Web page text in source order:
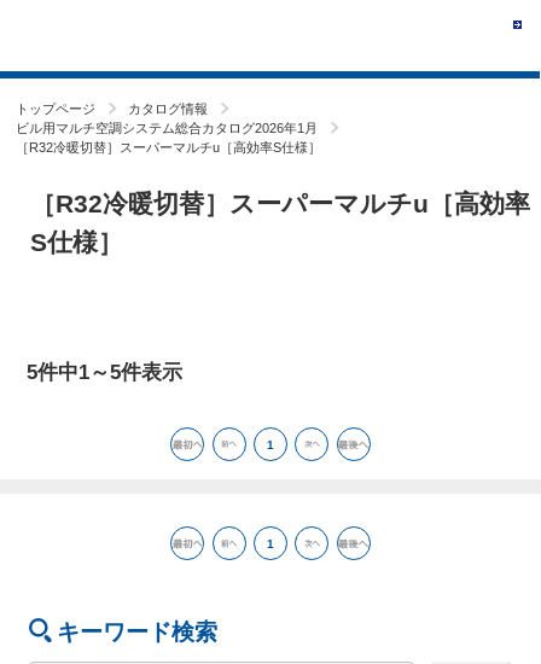
トップページ
カタログ情報
ビル用マルチ空調システム総合カタログ2026年1月
［R32冷暖切替］スーパーマルチu［高効率S仕様］
［R32冷暖切替］スーパーマルチu［高効率
S仕様］
5件中1～5件表示
1
1
キーワード検索